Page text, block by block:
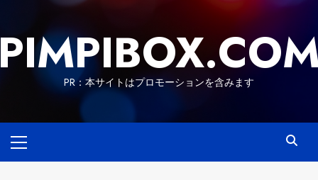
content
PR：本サイトはプロモーションを含みます
Menu